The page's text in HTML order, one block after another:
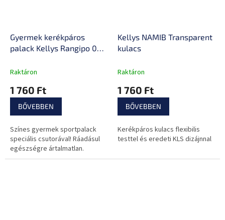
Gyermek kerékpáros
palack Kellys Rangipo 022
Raktáron
1 760 Ft
BŐVEBBEN
Színes gyermek sportpalack
speciális csutorával! Ráadásul
egészségre ártalmatlan.
Kellys NAMIB Transparent
kulacs
Raktáron
1 760 Ft
BŐVEBBEN
Kerékpáros kulacs flexibilis
testtel és eredeti KLS dizájnnal